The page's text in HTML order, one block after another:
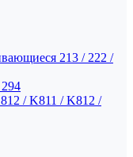
213 / 222 /
/ K811 / K812 /